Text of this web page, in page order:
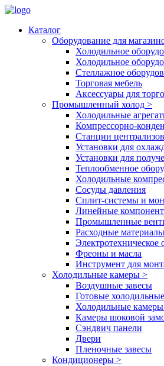
Каталог
Оборудование для
Холодильное
Холодильное
Стеллажное
Торговая мебель
Аксессуары для
Промышленный холод >
Холодильные
Компрессорно-
Станции
Установки для
Установки для
Теплообменное
Холодильные
Сосуды давления
Cплит-системы и
Линейные
Промышленные
Расходные материалы
Электротехническое
Фреоны и масла
Инструмент для
Холодильные камеры >
Воздушные завесы
Готовые
Холодильные
Камеры шоковой
Сэндвич панели
Двери
Пленочные завесы
Кондиционеры >